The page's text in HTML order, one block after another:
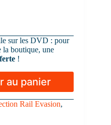
sur les DVD : pour
la boutique, une
!
au panier
Rail Evasion,